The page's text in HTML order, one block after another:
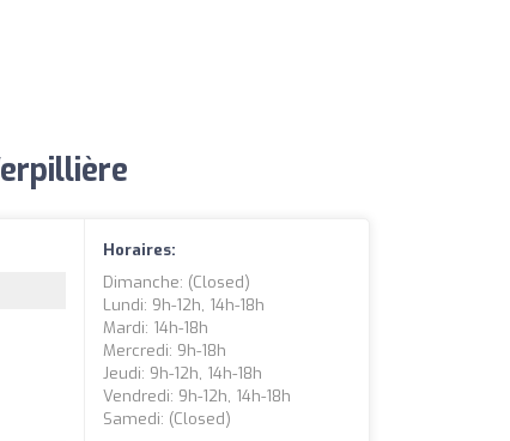
Horaires:
Dimanche: (closed)
Lundi: 9h-12h, 14h-18h
Mardi: 14h-18h
Mercredi: 9h-18h
Jeudi: 9h-12h, 14h-18h
Vendredi: 9h-12h, 14h-18h
Samedi: (closed)